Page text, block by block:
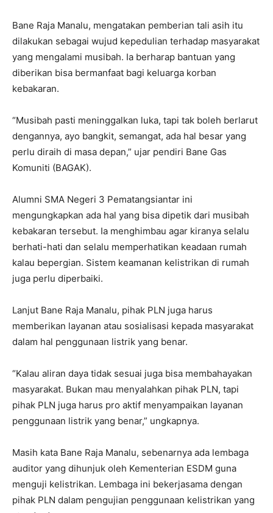
Bane Raja Manalu, mengatakan pemberian tali asih itu
dilakukan sebagai wujud kepedulian terhadap masyarakat
yang mengalami musibah. Ia berharap bantuan yang
diberikan bisa bermanfaat bagi keluarga korban
kebakaran.
“Musibah pasti meninggalkan luka, tapi tak boleh berlarut
dengannya, ayo bangkit, semangat, ada hal besar yang
perlu diraih di masa depan,” ujar pendiri Bane Gas
Komuniti (BAGAK).
Alumni SMA Negeri 3 Pematangsiantar ini
mengungkapkan ada hal yang bisa dipetik dari musibah
kebakaran tersebut. Ia menghimbau agar kiranya selalu
berhati-hati dan selalu memperhatikan keadaan rumah
kalau bepergian. Sistem keamanan kelistrikan di rumah
juga perlu diperbaiki.
Lanjut Bane Raja Manalu, pihak PLN juga harus
memberikan layanan atau sosialisasi kepada masyarakat
dalam hal penggunaan listrik yang benar.
“Kalau aliran daya tidak sesuai juga bisa membahayakan
masyarakat. Bukan mau menyalahkan pihak PLN, tapi
pihak PLN juga harus pro aktif menyampaikan layanan
penggunaan listrik yang benar,” ungkapnya.
Masih kata Bane Raja Manalu, sebenarnya ada lembaga
auditor yang dihunjuk oleh Kementerian ESDM guna
menguji kelistrikan. Lembaga ini bekerjasama dengan
pihak PLN dalam pengujian penggunaan kelistrikan yang